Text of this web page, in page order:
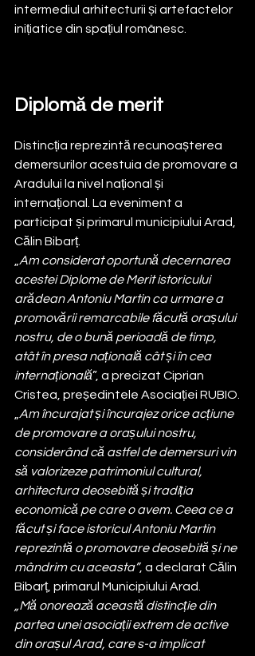
intermediul arhitecturii și artefactelor
inițiatice din spațiul românesc.
Diplomă de merit
Distincția reprezintă recunoașterea
demersurilor acestuia de promovare a
Aradului la nivel național și
internațional. La eveniment a
participat și primarul municipiului Arad,
Călin Bibarț.
Am considerat oportună decernarea
acestei Diplome de Merit istoricului
arădean Antoniu Martin ca urmare a
promovării remarcabile făcută orașului
nostru, de o bună perioadă de timp,
atât în presa națională cât și în cea
internațională”, a precizat Ciprian
Cristea, președintele Asociației RUBIO.
Am încurajat și încurajez orice acțiune
de promovare a orașului nostru,
considerând că astfel de demersuri vin
să valorizeze patrimoniul cultural,
arhitectura deosebită și tradiția
economică pe care o avem. Ceea ce a
făcut și face istoricul Antoniu Martin
reprezintă o promovare deosebită și ne
mândrim cu aceasta”, a declarat Călin
Bibarț, primarul Municipiului Arad.
„Mă onorează această distincție din
partea unei asociații extrem de active
din orașul Arad, care s-a implicat